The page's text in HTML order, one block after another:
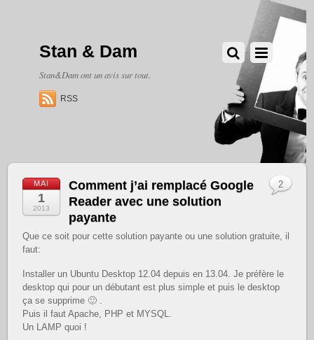
Stan & Dam
Stan&Dam ont un avis sur tout.
RSS
MAI
1
2013
Comment j’ai remplacé Google
Reader avec une solution
payante
Que ce soit pour cette solution payante ou une solution gratuite, il
faut:
Installer un Ubuntu Desktop 12.04 depuis en 13.04. Je préfère le
desktop qui pour un débutant est plus simple et puis le desktop
ça se supprime 🙂 .
Puis il faut Apache, PHP et MYSQL.
Un LAMP quoi !
2